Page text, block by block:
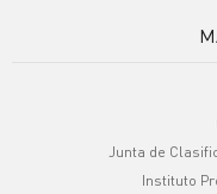
Junta de
Instituto